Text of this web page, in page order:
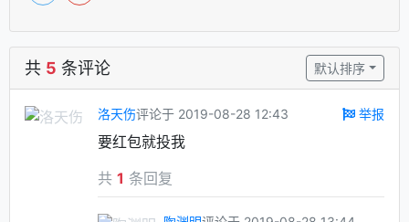
共 5 条评论 默认排序
洛天伤评论于 2019-08-28 12:43 举报
要红包就投我
共 1 条回复